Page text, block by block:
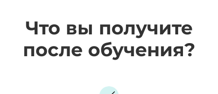
Что вы получите
после обучения?